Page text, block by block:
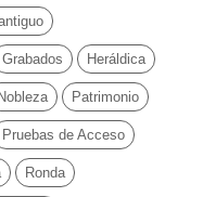
Grabados Heráldica
Patrimonio
Pruebas de Acceso
Ronda